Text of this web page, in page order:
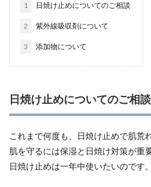
1 日焼け止めについてのご相談
2 紫外線吸収剤について
3 添加物について
日焼け止めについてのご相談
これまで何度も、日焼け止めで肌荒
肌を守るには保湿と日焼け対策が重
日焼け止めは一年中使いたいのです。